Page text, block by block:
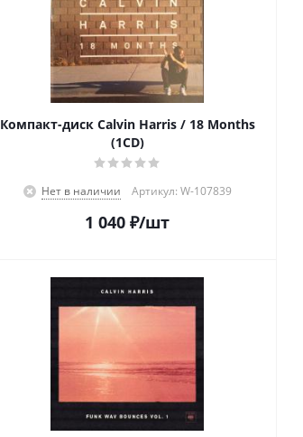
Компакт-диск Calvin Harris / 18 Months
(1CD)
Нет в наличии Артикул: W-107839
1 040 ₽/шт